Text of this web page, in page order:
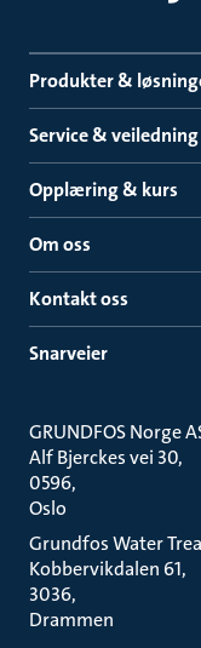
Produkter &
Service & veiledning
Opplæring & kurs
Om oss
Kontakt oss
Snarveier
GRUNDFOS Norge
Alf Bjerckes vei 30
0596
Oslo
Grundfos Water
Kobbervikdalen 61
3036
Drammen